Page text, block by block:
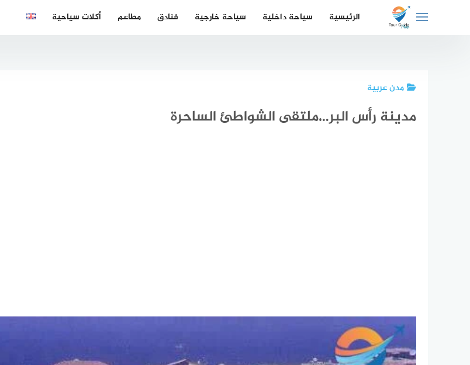
الرئيسية سياحة داخلية سياحة خارجية فنادق مطاعم أكلات سياحية
مدن عربية
مدينة رأس البر…ملتقى الشواطئ الساحرة